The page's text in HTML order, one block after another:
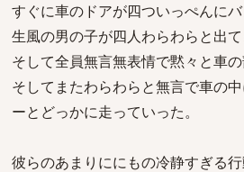
すぐに車のドアが四ついっぺんに
生風の男の子が四人わらわらと出て
そして全員無言無表情で黙々と車の
そしてまたわらわらと無言で車の
ーとどっかに走っていった。
彼らのあまりににもの冷静すぎる行